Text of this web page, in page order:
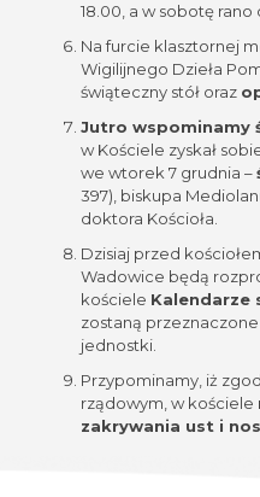
18.00, a w sobotę rano
Na furcie klasztornej
Wigilijnego Dzieła
świąteczny stół oraz
Jutro wspominamy
w Kościele zyskał
we wtorek 7 grudnia –
397), biskupa
doktora Kościoła.
Dzisiaj przed
Wadowice będą
kościele Kalendarze
zostaną
jednostki.
Przypominamy, iż
rządowym, w kościele
zakrywania ust i